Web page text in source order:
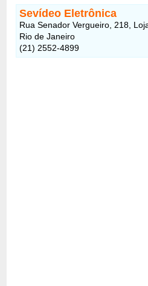
Sevídeo Eletrônica
Rua Senador Vergueiro, 218,
Rio de Janeiro
(21) 2552-4899